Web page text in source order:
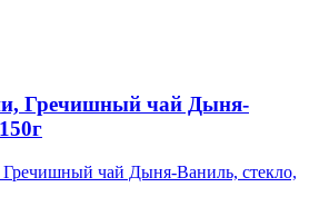
Гречишный чай Дыня-